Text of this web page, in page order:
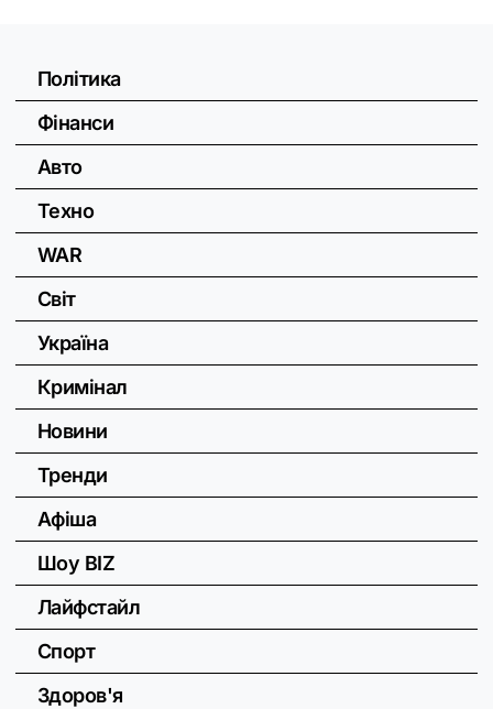
Політика
Фінанси
Авто
Техно
WAR
Світ
Україна
Кримінал
Новини
Тренди
Афіша
Шоу BIZ
Лайфстайл
Спорт
Здоров'я